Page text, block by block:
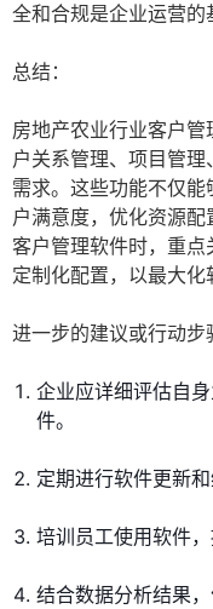
全和合规是企业运营的
总结：
房地产农业行业客户
户关系管理、项目管
需求。这些功能不仅
户满意度，优化资源
客户管理软件时，重
定制化配置，以最大化
进一步的建议或行动步
企业应详细评估自
件。
定期进行软件更新
培训员工使用软件
结合数据分析结果